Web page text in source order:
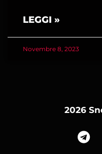
LEGGI »
Novembre 8, 2023
2026